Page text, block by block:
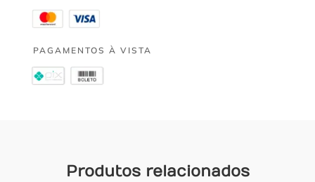
PAGAMENTOS À VISTA
Produtos relacionados